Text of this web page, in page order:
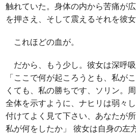
触れていた。身体の内から苦痛が
を押さえ、そして震えるそれを彼女
これほどの血が。
だから、もう少し。彼女は深呼吸
「ここで何が起ころうとも、私が
くても、私の勝ちです、ソリン。
全体を示すように、ナヒリは弱々
付けてよく見て下さい、あなたが
私が何をしたか」 彼女は自身の左